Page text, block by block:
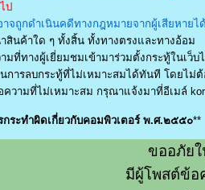
ป
จถูกดำเนินคดีทางกฎหมายจากผู้เสียหายได้
นค้าใด ๆ ทั้งสิ้น ทั้งทางตรงและทางอ้อม
ที่ทางผู้เยี่ยมชมเข้ามาร่วมตั้งกระทู้ในเว็บ
การลบกระทู้ที่ไม่เหมาะสมได้ทันที โดยไม่
วามที่ไม่เหมาะสม กรุณาแจ้งมาที่อีเมล์
ระทำผิดเกี่ยวกับคอมพิวเตอร์ พ.ศ.๒๕๕๐**
ขออภัยใ
มีผู้โพสต์ข้อ